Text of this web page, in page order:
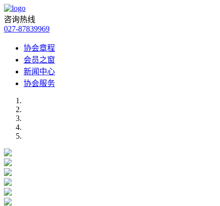
咨询热线
027-87839969
协会章程
会员之窗
新闻中心
协会服务